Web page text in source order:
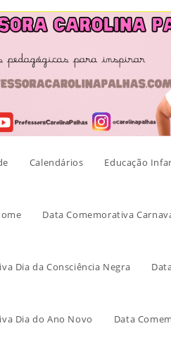
Calendários Educação
Data Comemorativa
Dia da Consciência Negra
Dia do Ano Novo Data